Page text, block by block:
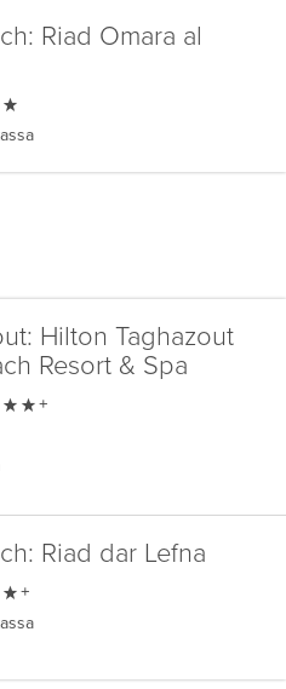
Riad Omara al
Hilton Taghazout
Resort & Spa
+
Riad dar Lefna
+